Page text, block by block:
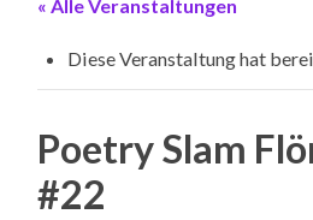
« Alle Veranstaltungen
Diese Veranstaltung hat
Poetry Slam
#22